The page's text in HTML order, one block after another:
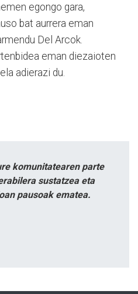
egongo gara,
bat aurrera eman
Del Arcok.
eman diezaioten
adierazi du.
komunitatearen parte
sustatzea eta
pausoak ematea.